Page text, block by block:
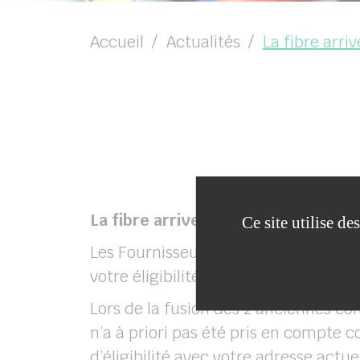
Accueil Actualités La fibre
La fibre arrive à Beautheil-Saints !
Les Fournisseurs d’Accès Internet
votre éligibilité sur
Lors de la fusion des 2 anciennes
n’a à priori pas été pris en compte
Ce site utilise